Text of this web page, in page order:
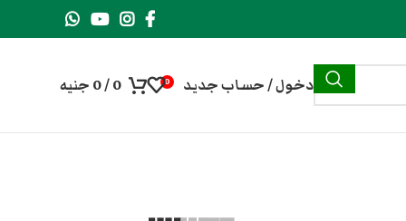
دخول / حساب جديد 0
0
/
0 جنيه